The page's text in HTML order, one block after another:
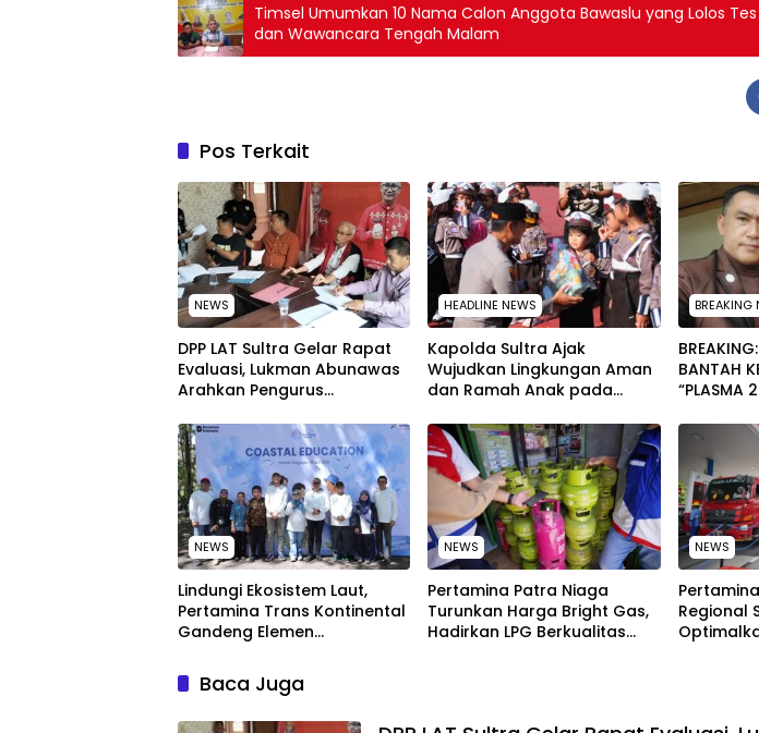
Timsel Umumkan 10 Nama Calon Anggota Bawaslu yang Lolos
dan Wawancara Tengah Malam
Pos Terkait
NEWS
‎DPP LAT Sultra Gelar Rapat
Evaluasi, Lukman Abunawas
Arahkan Pengurus
Menyeluruh
HEADLINE NEWS
Kapolda Sultra Ajak
Wujudkan Lingkungan Aman
dan Ramah Anak pada
Nasional 2026
BREAKING
BANTAH
“PLASMA
WARGA
NEWS
Lindungi Ekosistem Laut,
Pertamina Trans Kontinental
Gandeng Elemen
Kebersihan Pantai di Bitung,
Sulawesi
NEWS
Pertamina Patra Niaga
Turunkan Harga Bright Gas,
Hadirkan LPG Berkualitas
NEWS
Regional
Baca Juga